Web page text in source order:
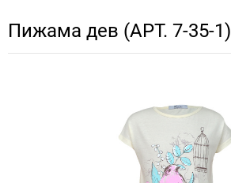
Пижама дев (АРТ. 7-35-1)